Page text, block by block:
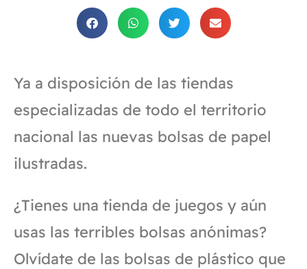
Ya a disposición de las tiendas
especializadas de todo el territorio
nacional las nuevas bolsas de papel
ilustradas.
¿Tienes una tienda de juegos y aún
usas las terribles bolsas anónimas?
Olvídate de las bolsas de plástico que